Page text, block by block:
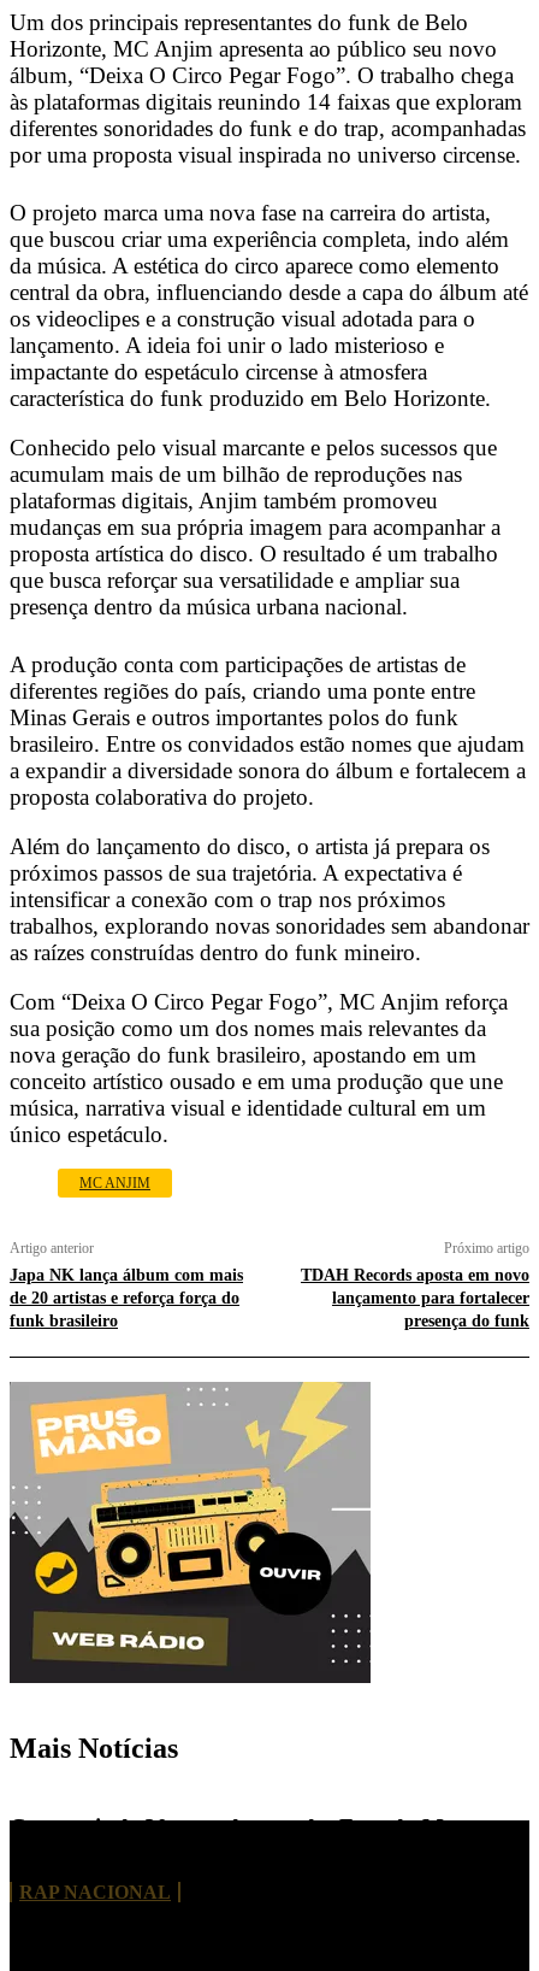
Um dos principais representantes do funk de Belo
Horizonte, MC Anjim apresenta ao público seu novo
álbum, “Deixa O Circo Pegar Fogo”. O trabalho chega
às plataformas digitais reunindo 14 faixas que exploram
diferentes sonoridades do funk e do trap, acompanhadas
por uma proposta visual inspirada no universo circense.
O projeto marca uma nova fase na carreira do artista,
que buscou criar uma experiência completa, indo além
da música. A estética do circo aparece como elemento
central da obra, influenciando desde a capa do álbum até
os videoclipes e a construção visual adotada para o
lançamento. A ideia foi unir o lado misterioso e
impactante do espetáculo circense à atmosfera
característica do funk produzido em Belo Horizonte.
Conhecido pelo visual marcante e pelos sucessos que
acumulam mais de um bilhão de reproduções nas
plataformas digitais, Anjim também promoveu
mudanças em sua própria imagem para acompanhar a
proposta artística do disco. O resultado é um trabalho
que busca reforçar sua versatilidade e ampliar sua
presença dentro da música urbana nacional.
A produção conta com participações de artistas de
diferentes regiões do país, criando uma ponte entre
Minas Gerais e outros importantes polos do funk
brasileiro. Entre os convidados estão nomes que ajudam
a expandir a diversidade sonora do álbum e fortalecem a
proposta colaborativa do projeto.
Além do lançamento do disco, o artista já prepara os
próximos passos de sua trajetória. A expectativa é
intensificar a conexão com o trap nos próximos
trabalhos, explorando novas sonoridades sem abandonar
as raízes construídas dentro do funk mineiro.
Com “Deixa O Circo Pegar Fogo”, MC Anjim reforça
sua posição como um dos nomes mais relevantes da
nova geração do funk brasileiro, apostando em um
conceito artístico ousado e em uma produção que une
música, narrativa visual e identidade cultural em um
único espetáculo.
MC ANJIM
Artigo anterior
Japa NK lança álbum com mais
de 20 artistas e reforça força do
funk brasileiro
Próximo artigo
TDAH Records aposta em novo
lançamento para fortalecer
presença do funk
Mais Notícias
Com mais de 30 anos de estrada, Face da Morte
RAP NACIONAL